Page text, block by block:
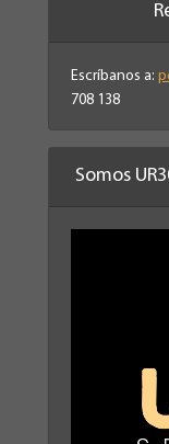
Escríbanos a:
708 138
Somos